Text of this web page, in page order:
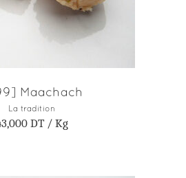
Maachach
La tradition
DT / Kg